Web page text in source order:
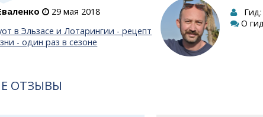
29 мая 2018
в Эльзасе и Лотарингии - рецепт
- один раз в сезоне
О
ОТЗЫВЫ